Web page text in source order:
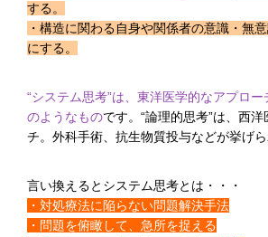
する。
・構造に関わる自身や関係者の意識・無
にする。
“システム思考”は、東洋医学的なアプロ
のようなものです。“論理的思考”は、西
チ。外科手術、抗生物質投与などが挙げら
言い換えるとシステム思考とは・・・
・対処療法に陥らない問題解決手法
・問題を俯瞰して、急所を捉える